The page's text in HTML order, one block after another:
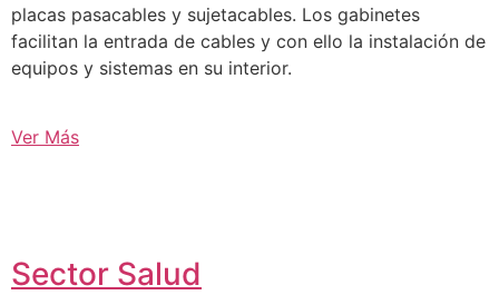
placas pasacables y sujetacables. Los gabinetes
facilitan la entrada de cables y con ello la instalación de
equipos y sistemas en su interior.
Ver Más
Sector Salud